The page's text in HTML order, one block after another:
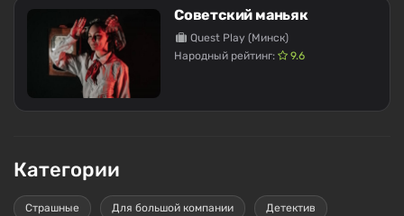
Советский маньяк
Quest Play (Минск)
Народный рейтинг:
9.6
Категории
Страшные Для большой компании Детектив